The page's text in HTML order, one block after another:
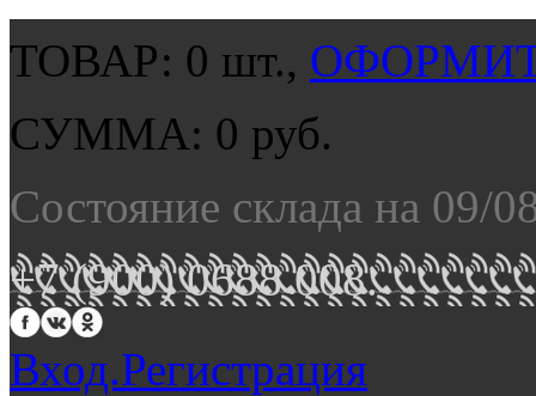
ТОВАР: 0 шт.,
СУММА: 0 руб.
Состояние склада на 09/
+7 (900) 0688 008.
Вход.Регистрация